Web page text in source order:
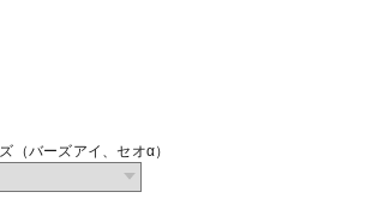
（バーズアイ、セオα）